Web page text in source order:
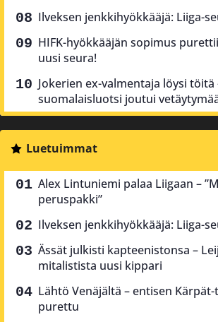
Ilveksen jenkkihyökkääjä: Liiga-
HIFK-hyökkääjän sopimus
uusi seura!
Jokerien ex-valmentaja löysi töitä
suomalaisluotsi joutui
Luetuimmat
Alex Lintuniemi palaa Liigaan –
peruspakki”
Ilveksen jenkkihyökkääjä: Liiga-
Ässät julkisti kapteenistonsa –
mitalistista uusi kippari
Lähtö Venäjältä – entisen
purettu